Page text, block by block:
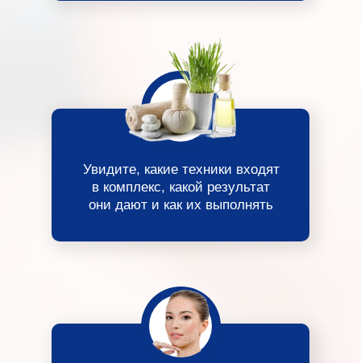
Увидите, какие техники входят
в комплекс, какой результат
они дают и как их выполнять